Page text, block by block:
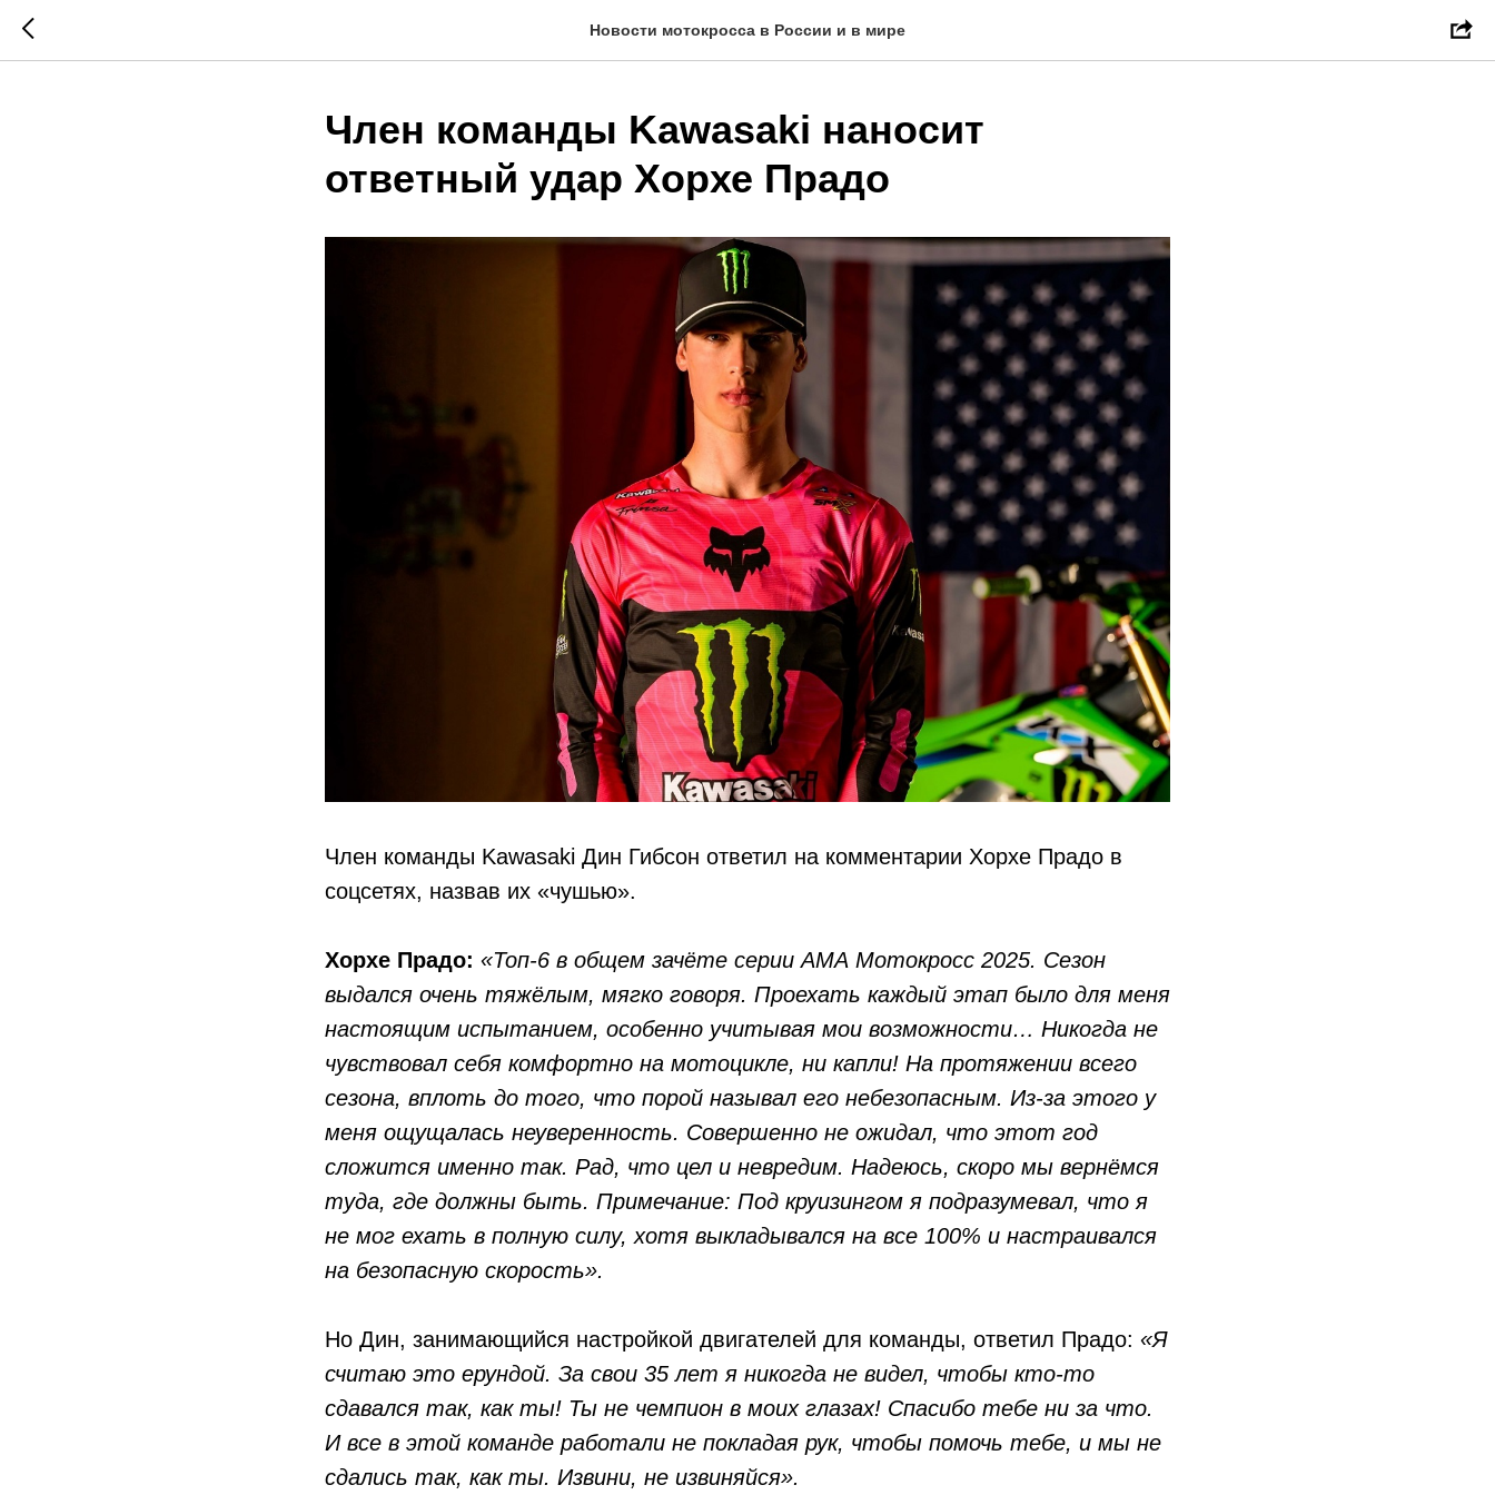
Новости мотокросса в России и в мире
Член команды Kawasaki наносит
ответный удар Хорхе Прадо
Член команды Kawasaki Дин Гибсон ответил на комментарии Хорхе Прадо в
соцсетях, назвав их «чушью».
Хорхе Прадо: «Топ-6 в общем зачёте серии АМА Мотокросс 2025. Сезон
выдался очень тяжёлым, мягко говоря. Проехать каждый этап было для меня
настоящим испытанием, особенно учитывая мои возможности… Никогда не
чувствовал себя комфортно на мотоцикле, ни капли! На протяжении всего
сезона, вплоть до того, что порой называл его небезопасным. Из-за этого у
меня ощущалась неуверенность. Совершенно не ожидал, что этот год
сложится именно так. Рад, что цел и невредим. Надеюсь, скоро мы вернёмся
туда, где должны быть. Примечание: Под круизингом я подразумевал, что я
не мог ехать в полную силу, хотя выкладывался на все 100% и настраивался
на безопасную скорость».
Но Дин, занимающийся настройкой двигателей для команды, ответил Прадо: «Я
считаю это ерундой. За свои 35 лет я никогда не видел, чтобы кто-то
сдавался так, как ты! Ты не чемпион в моих глазах! Спасибо тебе ни за что.
И все в этой команде работали не покладая рук, чтобы помочь тебе, и мы не
сдались так, как ты. Извини, не извиняйся».